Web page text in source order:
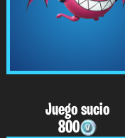
Juego sucio
800